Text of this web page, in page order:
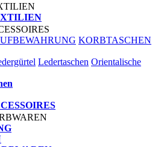
KORBTASCHEN
Ledertaschen Orientalische